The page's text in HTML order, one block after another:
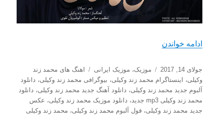
ادامه خواندن
ارسال
شده
در
جولای 14, 2017 دسته‌ها
موزیک، موزیک ایرانی برچسب‌ها
اهنگ های محمد زند
وکیلی، اینستاگرام محمد زند وکیلی، بیوگرافی محمد زند وکیلی، دانلود
آلبوم جدید محمد زند وکیلی، دانلود آهنگ جدید محمد زند وکیلی، دانلود
محمد زند وکیلی mp3 جدید
، دانلود موزیک محمد زند وکیلی، عکس
جدید محمد زند وکیلی،فول آلبوم محمد زند وکیلی، محمد زند وکیلی